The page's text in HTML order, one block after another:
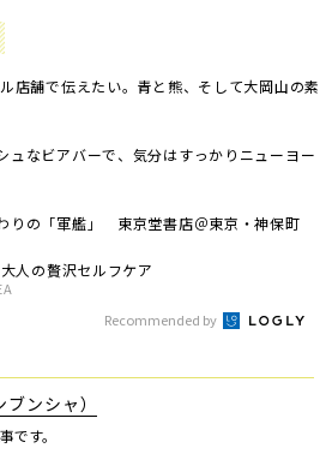
店舗で伝えたい。青と熊、そして大岡山の素
ュなビアバーで、気分はすっかりニューヨー
りの「軍艦」 東京堂書店＠東京・神保町
人の贅沢セルフケア
Recommended by
ンシャ）
です。